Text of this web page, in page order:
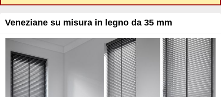
Veneziane su misura in legno da 35 mm